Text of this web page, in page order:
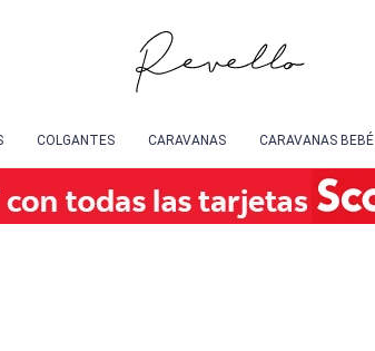
COLGANTES CARAVANAS CARAVANAS BEBÉ